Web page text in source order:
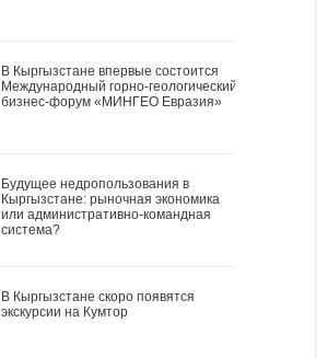
В Кыргызстане впервые состоится
Международный горно-геологический
бизнес-форум «МИНГЕО Евразия»
Будущее недропользования в
Кыргызстане: рыночная экономика
или административно-командная
система?
В Кыргызстане скоро появятся
экскурсии на Кумтор